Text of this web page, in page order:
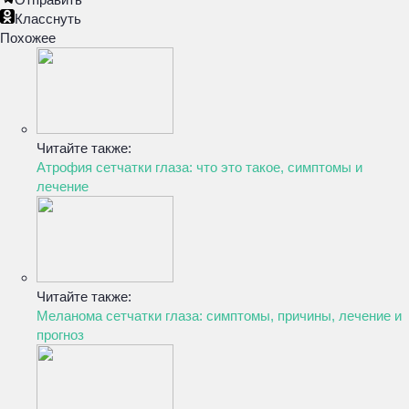
Класснуть
Похожее
Читайте также:
Атрофия сетчатки глаза: что это такое, симптомы и
лечение
Читайте также:
Меланома сетчатки глаза: симптомы, причины, лечение и
прогноз